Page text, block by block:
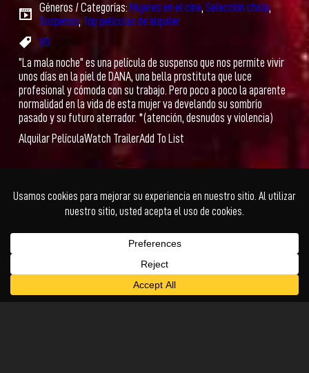
Géneros / Categorías: Mujeres en el cine, Selección chola,
Suspenso, Top películas de alquiler
HD
"La mala noche" es una película de suspenso que nos permite vivir
unos días en la piel de DANA, una bella prostituta que luce
profesional y cómoda con su trabajo. Pero poco a poco la aparente
normalidad en la vida de esta mujer va develando su sombrío
pasado y su futuro aterrador. *(atención, desnudos y violencia)
Alquilar PelículaWatch TrailerAdd To List